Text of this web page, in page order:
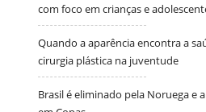
com foco em crianças e
Quando a aparência encontra a
cirurgia plástica na juventude
Brasil é eliminado pela Noruega e